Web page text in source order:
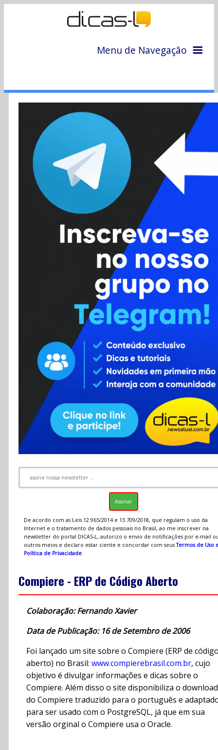
Menu de Navegação
Colunas
Colaboradores
Cursos
Enviar Dica
Contato
RSS
De acordo com as Leis 12.965/2014 e 13.709/2018, que regulam o uso da
Internet e o tratamento de dados pessoais no Brasil, ao me inscrever na
newsletter do portal DICAS-L, autorizo o envio de notificações por e-mail
outros meios e declaro estar ciente e concordar com seusTermos de Uso
Política de Privacidade.
Compiere - ERP de Código Aberto
Colaboração: Fernando Xavier
Data de Publicação: 16 de Setembro de 2006
Foi lançado um site sobre o Compiere (ERP de
aberto) no Brasil: www.compierebrasil.com.br, cujo
objetivo é divulgar informações e dicas sobre o
Compiere. Além disso o site disponibiliza o download
do Compiere traduzido para o português e
para ser usado com o PostgreSQL, já que em sua
versão orginal o Compiere usa o Oracle.